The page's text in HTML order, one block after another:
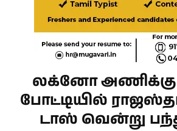
லக்னோ அணிக்கு
போட்டியில்
டாஸ் வென்று